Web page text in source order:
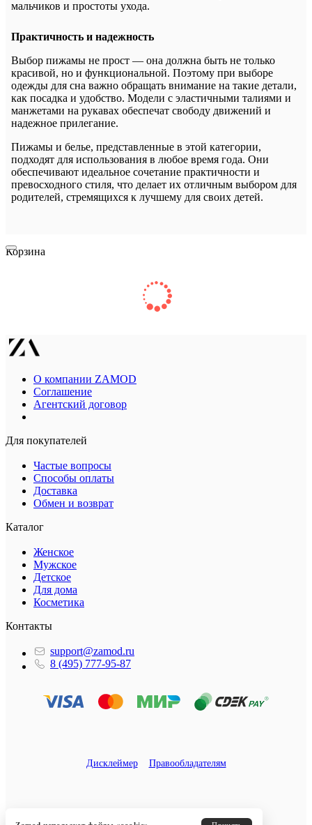
мальчиков и простоты ухода.
Практичность и надежность
Выбор пижамы не прост — она должна быть не только
красивой, но и функциональной. Поэтому при выборе
одежды для сна важно обращать внимание на такие детали,
как посадка и удобство. Модели с эластичными талиями и
манжетами на рукавах обеспечат свободу движений и
надежное прилегание.
Пижамы и белье, представленные в этой категории,
подходят для использования в любое время года. Они
обеспечивают идеальное сочетание практичности и
превосходного стиля, что делает их отличным выбором для
родителей, стремящихся к лучшему для своих детей.
Корзина
О компании ZAMOD
Соглашение
Агентский договор
Для покупателей
Частые вопросы
Способы оплаты
Доставка
Обмен и возврат
Каталог
Женское
Мужское
Детское
Для дома
Косметика
Контакты
support@zamod.ru
8 (495) 777-95-87
Дисклеймер Правообладателям